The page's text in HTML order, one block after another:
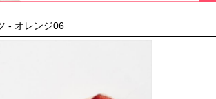
- オレンジ06